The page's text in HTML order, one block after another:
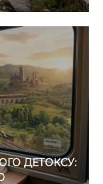
ДЕТОКСУ: